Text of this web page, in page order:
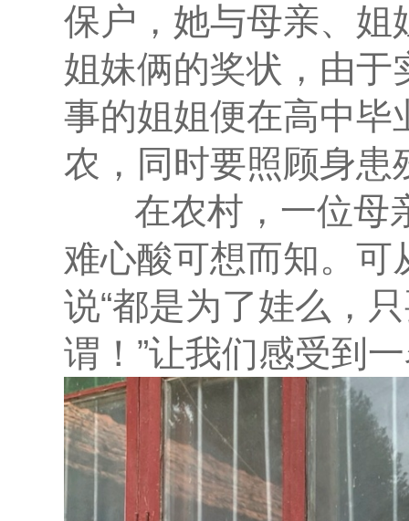
保户，她与母亲、姐
姐妹俩的奖状，由于
事的姐姐便在高中毕
农，同时要照顾身患
在农村，一位母亲
难心酸可想而知。可
说“都是为了娃么，
谓！”让我们感受到